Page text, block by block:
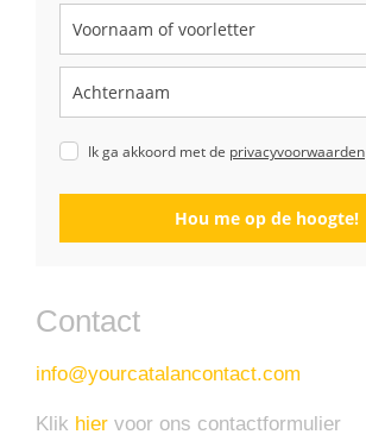
Ik ga akkoord met de privacyvoorwaarden
Hou me op de hoogte!
Contact
info@yourcatalancontact.com
Klik hier voor ons contactformulier